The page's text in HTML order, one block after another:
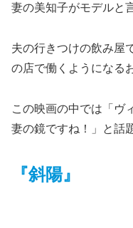
妻の美知子がモデルと
夫の行きつけの飲み屋
の店で働くようになる
この映画の中では「ヴ
妻の鏡ですね！」と話
『斜陽』